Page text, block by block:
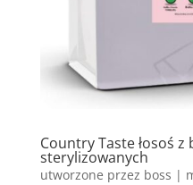
Country Taste łosoś z
sterylizowanych
utworzone przez boss |